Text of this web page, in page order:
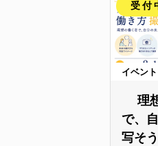
受付
イベント
理
で、
写そ